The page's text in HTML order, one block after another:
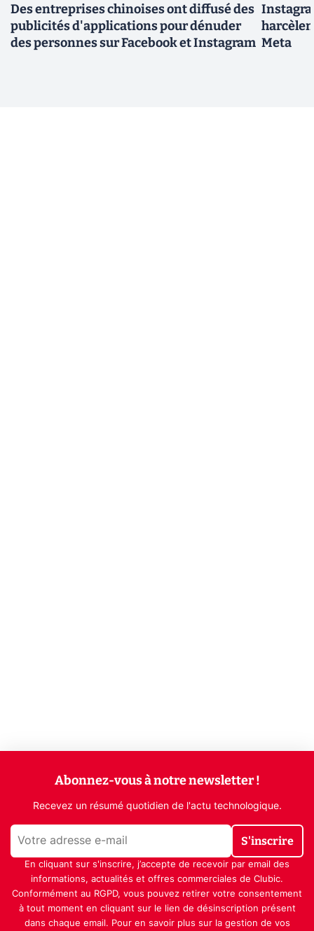
Des entreprises chinoises ont diffusé des
publicités d'applications pour dénuder
des personnes sur Facebook et Instagram Meta
Abonnez-vous à notre newsletter !
Recevez un résumé quotidien de l'actu technologique.
S'inscrire
En cliquant sur s'inscrire, j’accepte de recevoir par email des
informations, actualités et offres commerciales de Clubic.
Conformément au RGPD, vous pouvez retirer votre consentement
à tout moment en cliquant sur le lien de désinscription présent
dans chaque email. Pour en savoir plus sur la gestion de vos